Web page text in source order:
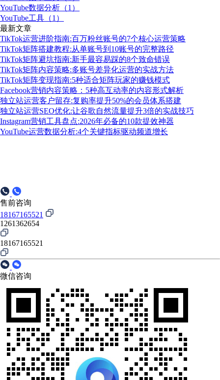
YouTube数据分析（1）
YouTube工具（1）
最新文章
TikTok运营进阶指南:百万粉丝账号的7个核心运营策略
TikTok矩阵搭建教程:从单账号到10账号的完整路径
TikTok矩阵避坑指南:新手最容易踩的8个致命错误
TikTok矩阵内容策略:多账号差异化运营的实战方法
TikTok矩阵变现指南:5种适合矩阵玩家的赚钱模式
Facebook营销内容策略：5种高互动率的内容形式解析
独立站运营客户留存:复购率提升50%的会员体系搭建
独立站运营SEO优化:让谷歌自然流量提升3倍的实战技巧
Instagram营销工具盘点:2026年必备的10款提效神器
YouTube运营数据分析:4个关键指标驱动频道增长
售前咨询
18167165521
1261362654
18167165521
微信咨询